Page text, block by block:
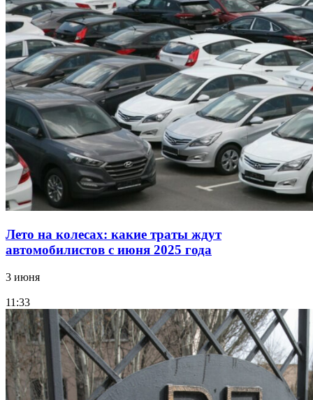
Лето на колесах: какие траты ждут
автомобилистов с июня 2025 года
3 июня
11:33